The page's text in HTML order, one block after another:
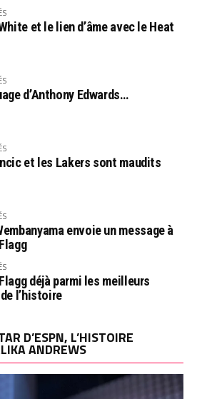
et le lien d’âme avec le Heat
d’Anthony Edwards…
et les Lakers sont maudits
envoie un message à
déjà parmi les meilleurs
l’histoire
D’ESPN, L’HISTOIRE
ANDREWS